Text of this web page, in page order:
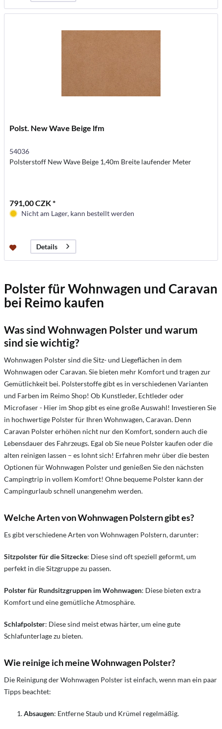
Polst. New Wave Beige lfm
54036
Polsterstoff New Wave Beige 1,40m Breite laufender Meter
791,00 CZK *
Nicht am Lager, kann bestellt werden
Details
Polster für Wohnwagen und Caravan
bei Reimo kaufen
Was sind Wohnwagen Polster und warum
sind sie wichtig?
Wohnwagen Polster sind die Sitz- und Liegeflächen in dem
Wohnwagen oder Caravan. Sie bieten mehr Komfort und tragen zur
Gemütlichkeit bei. Polsterstoffe gibt es in verschiedenen Varianten
und Farben im Reimo Shop! Ob Kunstleder, Echtleder oder
Microfaser - Hier im Shop gibt es eine große Auswahl! Investieren Sie
in hochwertige Polster für Ihren Wohnwagen, Caravan. Denn
Caravan Polster erhöhen nicht nur den Komfort, sondern auch die
Lebensdauer des Fahrzeugs. Egal ob Sie neue Polster kaufen oder die
alten reinigen lassen – es lohnt sich! Erfahren mehr über die besten
Optionen für Wohnwagen Polster und genießen Sie den nächsten
Campingtrip in vollem Komfort! Ohne bequeme Polster kann der
Campingurlaub schnell unangenehm werden.
Welche Arten von Wohnwagen Polstern gibt es?
Es gibt verschiedene Arten von Wohnwagen Polstern, darunter:
Sitzpolster für die Sitzecke: Diese sind oft speziell geformt, um
perfekt in die Sitzgruppe zu passen.
Polster für Rundsitzgruppen im Wohnwagen: Diese bieten extra
Komfort und eine gemütliche Atmosphäre.
Schlafpolster: Diese sind meist etwas härter, um eine gute
Schlafunterlage zu bieten.
Wie reinige ich meine Wohnwagen Polster?
Die Reinigung der Wohnwagen Polster ist einfach, wenn man ein paar
Tipps beachtet:
Absaugen: Entferne Staub und Krümel regelmäßig.